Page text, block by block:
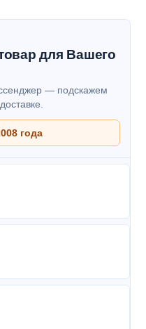
для Вашего
— подскажем
года